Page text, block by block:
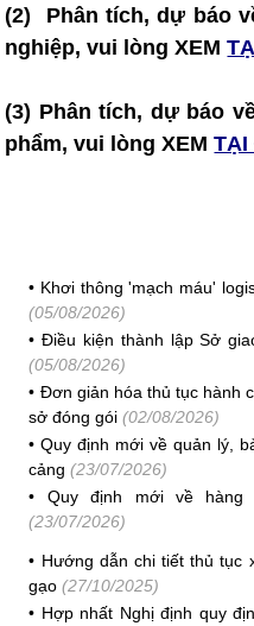
(2) Phân tích, dự báo
nghiệp, vui lòng XEM
(3) Phân tích, dự báo
phẩm, vui lòng XEM
• Khơi thông 'mạch máu'
(05/08/2026)
•Điều kiện thành lập Sở
(05/08/2026)
• Đơn giản hóa thủ tục hành
sở đóng gói (02/08/2026)
•Quy định mới về quản lý,
cảng (23/07/2026)
• Quy định mới về hàng
(23/07/2026)
• Hướng dẫn chi tiết thủ tục
gạo (27/10/2025)
• Hợp nhất Nghị định quy